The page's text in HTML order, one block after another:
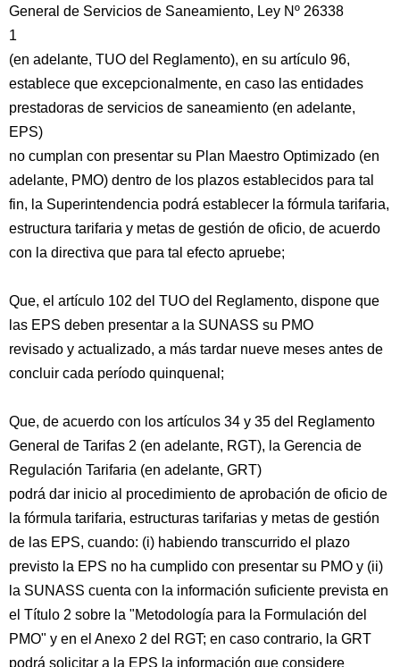
General de Servicios de Saneamiento, Ley Nº 26338
1
(en adelante, TUO del Reglamento), en su artículo 96,
establece que excepcionalmente, en caso las entidades
prestadoras de servicios de saneamiento (en adelante,
EPS)
no cumplan con presentar su Plan Maestro Optimizado (en
adelante, PMO) dentro de los plazos establecidos para tal
fin, la Superintendencia podrá establecer la fórmula tarifaria,
estructura tarifaria y metas de gestión de oficio, de acuerdo
con la directiva que para tal efecto apruebe;
Que, el artículo 102 del TUO del Reglamento, dispone que
las EPS deben presentar a la SUNASS su PMO
revisado y actualizado, a más tardar nueve meses antes de
concluir cada período quinquenal;
Que, de acuerdo con los artículos 34 y 35 del Reglamento
General de Tarifas 2 (en adelante, RGT), la Gerencia de
Regulación Tarifaria (en adelante, GRT)
podrá dar inicio al procedimiento de aprobación de oficio de
la fórmula tarifaria, estructuras tarifarias y metas de gestión
de las EPS, cuando: (i) habiendo transcurrido el plazo
previsto la EPS no ha cumplido con presentar su PMO y (ii)
la SUNASS cuenta con la información suficiente prevista en
el Título 2 sobre la "Metodología para la Formulación del
PMO" y en el Anexo 2 del RGT; en caso contrario, la GRT
podrá solicitar a la EPS la información que considere